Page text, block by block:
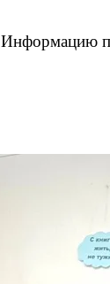
Информацию